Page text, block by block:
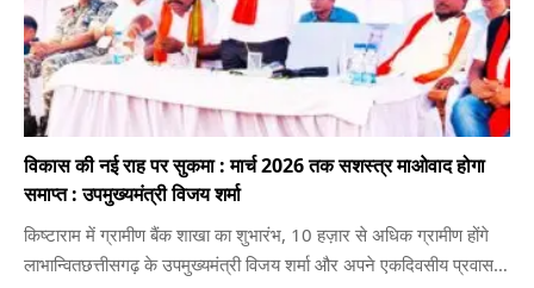
विकास की नई राह पर सुकमा : मार्च 2026 तक सशस्त्र माओवाद होगा
समाप्त : उपमुख्यमंत्री विजय शर्मा
किष्टाराम में ग्रामीण बैंक शाखा का शुभारंभ, 10 हज़ार से अधिक ग्रामीण होंगे
लाभान्वितछत्तीसगढ़ के उपमुख्यमंत्री विजय शर्मा और अपने एकदिवसीय प्रवास